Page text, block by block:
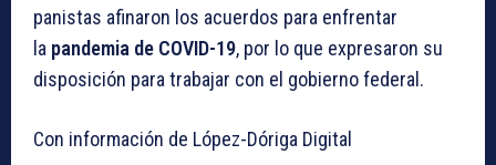
panistas afinaron los acuerdos para enfrentar
la pandemia de COVID-19, por lo que expresaron su
disposición para trabajar con el gobierno federal.
Con información de López-Dóriga Digital